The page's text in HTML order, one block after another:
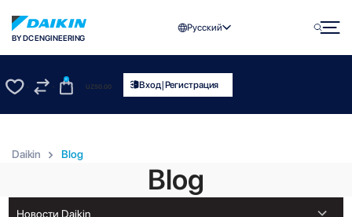
BY DC ENGINEERING
Русский
0
UZS0.00 Вход|Регистрация
Daikin Blog
Blog